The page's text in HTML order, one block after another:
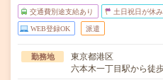
交通費別途支給あり 土日祝日が休み
WEB登録OK 派遣
勤務地
東京都港区
六本木一丁目駅から徒